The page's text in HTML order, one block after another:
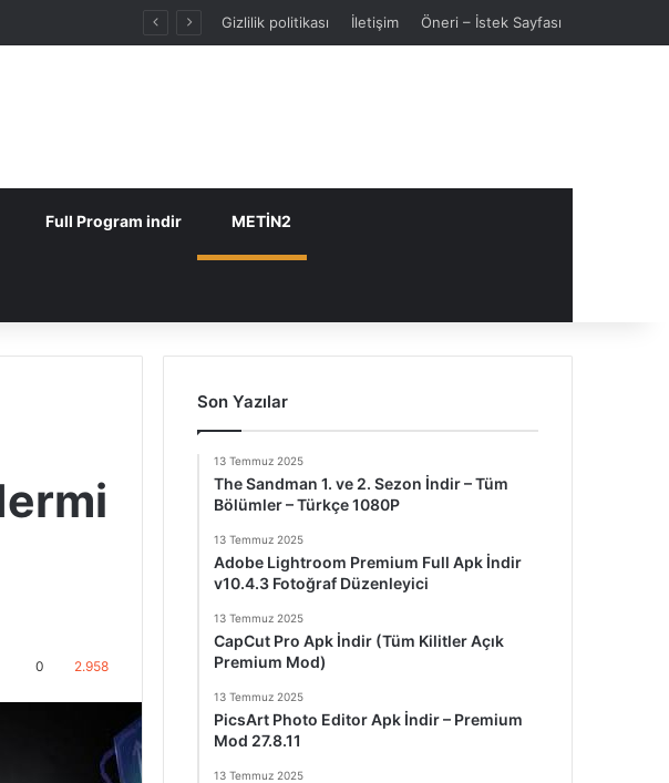
Gizlilik politikası İletişim Öneri – İstek Sayfası
Full Program indir METİN2
0 2.958
Son Yazılar
13 Temmuz 2025
The Sandman 1. ve 2. Sezon İndir – Tüm
Bölümler – Türkçe 1080P
13 Temmuz 2025
Adobe Lightroom Premium Full Apk İndir
v10.4.3 Fotoğraf Düzenleyici
13 Temmuz 2025
CapCut Pro Apk İndir (Tüm Kilitler Açık
Premium Mod)
13 Temmuz 2025
PicsArt Photo Editor Apk İndir – Premium
Mod 27.8.11
13 Temmuz 2025